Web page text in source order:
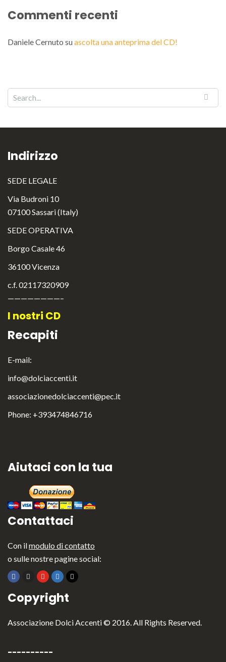
Commenti recenti
Daniele Cernuto suascolta una anteprima del CD!
Indirizzo
SEDE LEGALE
Via Budroni 10
07100 Sassari (Italy)
SEDE OPERATIVA
Borgo Casale 46
36100 Vicenza
c.f. 02117320909
————————–
I nostri CD
Recapiti
E-mail:
info@dolciaccenti.it
associazionedolciaccenti@pec.it
Phone: +393474846716
Aiutaci con la tua
Contattaci
Con ilmodulo di contatto
o sulle nostre pagine social:
Copyright
Associazione Dolci Accenti © 2016. All Rights Reserved.
----------
English